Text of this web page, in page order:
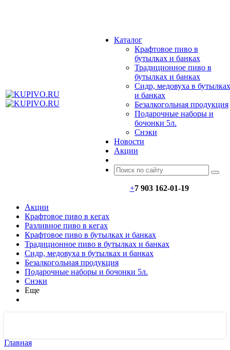
Каталог
Крафтовое пиво в
бутылках и банках
Традиционное пиво в
бутылках и банках
Сидр, медовуха в бутылках
и банках
Безалкогольная продукция
Подарочные наборы и
бочонки 5л.
Снэки
Новости
Акции
+7 903 162-01-19
Акции
Крафтовое пиво в кегах
Разливное пиво в кегах
Крафтовое пиво в бутылках и банках
Традиционное пиво в бутылках и банках
Сидр, медовуха в бутылках и банках
Безалкогольная продукция
Подарочные наборы и бочонки 5л.
Снэки
Еще
Главная